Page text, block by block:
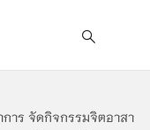
าร จัดกิจกรรมจิตอาสา